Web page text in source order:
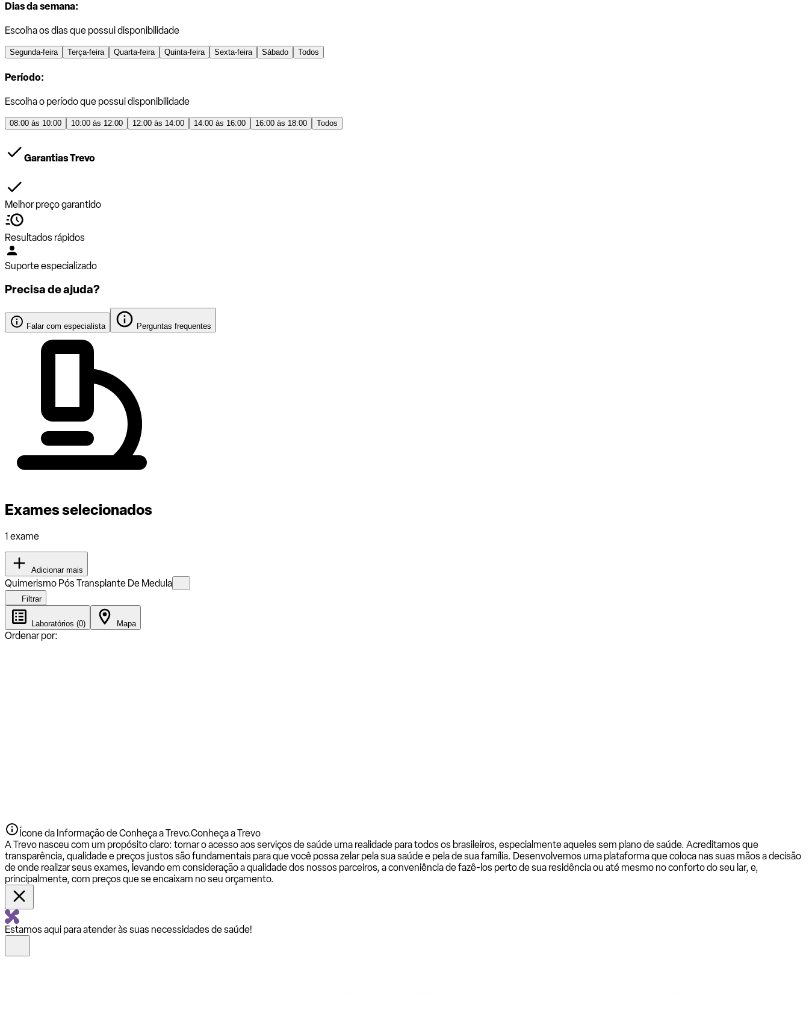
Dias da semana:
Escolha os dias que possui disponibilidade
Segunda-feira Terça-feira Quarta-feira Quinta-feira Sexta-feira Sábado Todos
Período:
Escolha o período que possui disponibilidade
08:00 às 10:00 10:00 às 12:00 12:00 às 14:00 14:00 às 16:00 16:00 às 18:00 Todos
Garantias Trevo
Melhor preço garantido
Resultados rápidos
Suporte especializado
Precisa de ajuda?
Falar com especialista Perguntas frequentes
Exames selecionados
1 exame
Adicionar mais
Quimerismo Pós Transplante De Medula
Filtrar
Laboratórios (0) Mapa
Ordenar por:
Ícone da Informação de Conheça a Trevo.Conheça a Trevo
A Trevo nasceu com um propósito claro: tornar o acesso aos serviços de saúde uma realidade para todos os brasileiros, especialmente aqueles sem plano de saúde. Acreditamos que
transparência, qualidade e preços justos são fundamentais para que você possa zelar pela sua saúde e pela de sua família. Desenvolvemos uma plataforma que coloca nas suas mãos a decisão
de onde realizar seus exames, levando em consideração a qualidade dos nossos parceiros, a conveniência de fazê-los perto de sua residência ou até mesmo no conforto do seu lar, e,
principalmente, com preços que se encaixam no seu orçamento.
Estamos aqui para atender às suas necessidades de saúde!